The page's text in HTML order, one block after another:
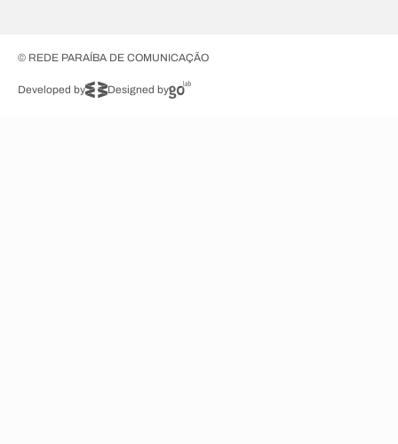
© REDE PARAÍBA DE COMUNICAÇÃO
Developed by Designed by